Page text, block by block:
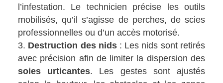
l’infestation. Le technicien précise les outils
mobilisés, qu’il s’agisse de perches, de scies
professionnelles ou d’un accès motorisé.
Destruction des nids: Les nids sont retirés
avec précision afin de limiter la dispersion des
soies urticantes. Les gestes sont ajustés